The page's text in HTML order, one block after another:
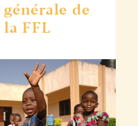
générale de
la FFL